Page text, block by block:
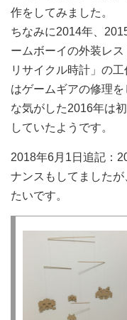
作をしてみました。
ちなみに2014年、
ームボーイの外装レ
リサイクル時計」の
はゲームギアの修理
な気がした2016年は
していたようです。
2018年6月1日追記：
ナンスもしてました
たいです。